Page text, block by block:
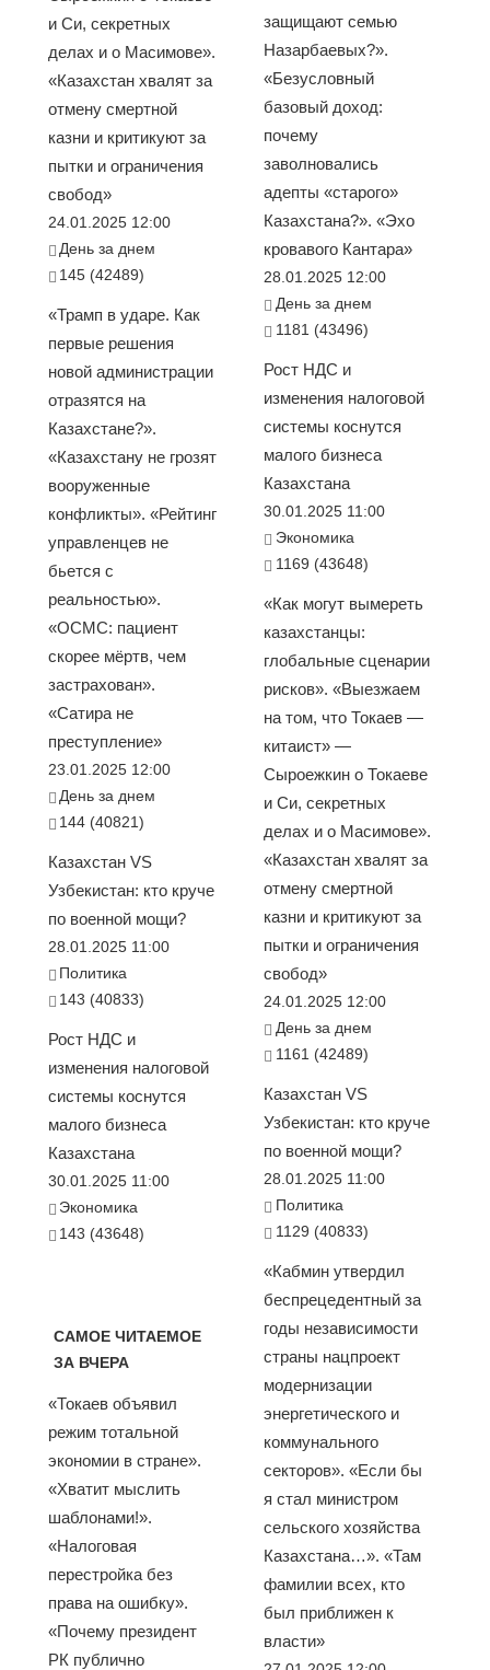
и Си, секретных
делах и о Масимове».
«Казахстан хвалят за
отмену смертной
казни и критикуют за
пытки и ограничения
свобод»
24.01.2025 12:00
День за днем
145 (42489)
«Трамп в ударе. Как
первые решения
новой администрации
отразятся на
Казахстане?».
«Казахстану не грозят
вооруженные
конфликты». «Рейтинг
управленцев не
бьется с
реальностью».
«ОСМС: пациент
скорее мёртв, чем
застрахован».
«Сатира не
преступление»
23.01.2025 12:00
День за днем
144 (40821)
Казахстан VS
Узбекистан: кто круче
по военной мощи?
28.01.2025 11:00
Политика
143 (40833)
Рост НДС и
изменения налоговой
системы коснутся
малого бизнеса
Казахстана
30.01.2025 11:00
Экономика
143 (43648)
САМОЕ ЧИТАЕМОЕ
ЗА ВЧЕРА
«Токаев объявил
режим тотальной
экономии в стране».
«Хватит мыслить
шаблонами!».
«Налоговая
перестройка без
права на ошибку».
«Почему президент
РК публично
защищают семью
Назарбаевых?».
«Безусловный
базовый доход:
почему
заволновались
адепты «старого»
Казахстана?». «Эхо
кровавого Кантара»
28.01.2025 12:00
День за днем
1181 (43496)
Рост НДС и
изменения налоговой
системы коснутся
малого бизнеса
Казахстана
30.01.2025 11:00
Экономика
1169 (43648)
«Как могут вымереть
казахстанцы:
глобальные сценарии
рисков». «Выезжаем
на том, что Токаев —
китаист» —
Сыроежкин о Токаеве
и Си, секретных
делах и о Масимове».
«Казахстан хвалят за
отмену смертной
казни и критикуют за
пытки и ограничения
свобод»
24.01.2025 12:00
День за днем
1161 (42489)
Казахстан VS
Узбекистан: кто круче
по военной мощи?
28.01.2025 11:00
Политика
1129 (40833)
«Кабмин утвердил
беспрецедентный за
годы независимости
страны нацпроект
модернизации
энергетического и
коммунального
секторов». «Если бы
я стал министром
сельского хозяйства
Казахстана…». «Там
фамилии всех, кто
был приближен к
власти»